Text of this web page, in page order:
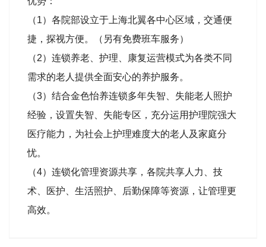
（1）各院部设立于上海北翼各中心区域，交通便
捷，探视方便。（另有免费班车服务）
（2）连锁养老、护理、康复运营模式为各类不同
需求的老人提供全面安心的养护服务。
（3）结合金色怡养连锁多年失智、失能老人照护
经验，设置失智、失能专区，充分运用护理院强大
医疗能力，为社会上护理难度大的老人及家庭分
忧。
（4）连锁化管理资源共享，各院共享人力、技
术、医护、生活照护、后勤保障等资源，让管理更
高效。